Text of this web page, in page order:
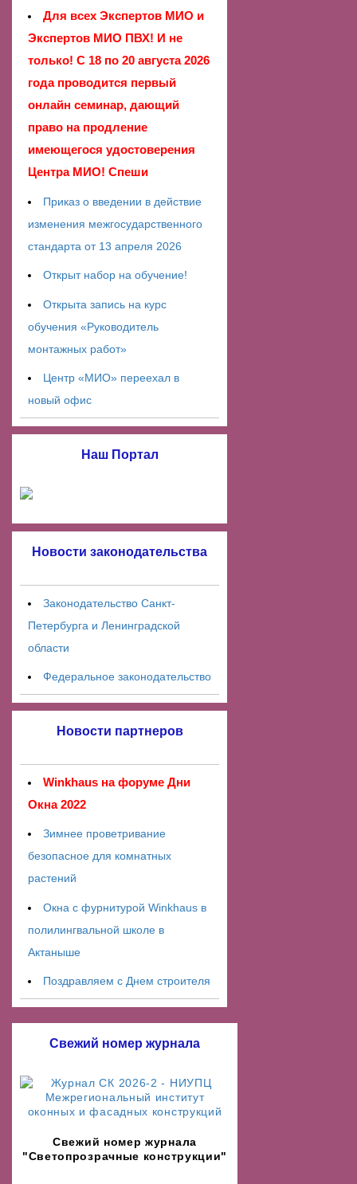
Для всех Экспертов МИО и
Экспертов МИО ПВХ! И не
только! С 18 по 20 августа 2026
года проводится первый
онлайн семинар, дающий
право на продление
имеющегося удостоверения
Центра МИО! Спеши
Приказ о введении в действие
изменения межгосударственного
стандарта от 13 апреля 2026
Открыт набор на обучение!
Открыта запись на курс
обучения «Руководитель
монтажных работ»
Центр «МИО» переехал в
новый офис
Наш Портал
Новости законодательства
Законодательство Санкт-
Петербурга и Ленинградской
области
Федеральное законодательство
Новости партнеров
Winkhaus на форуме Дни
Окна 2022
Зимнее проветривание
безопасное для комнатных
растений
Окна с фурнитурой Winkhaus в
полилингвальной школе в
Актаныше
Поздравляем с Днем строителя
Свежий номер журнала
Свежий номер журнала
"Светопрозрачные конструкции"